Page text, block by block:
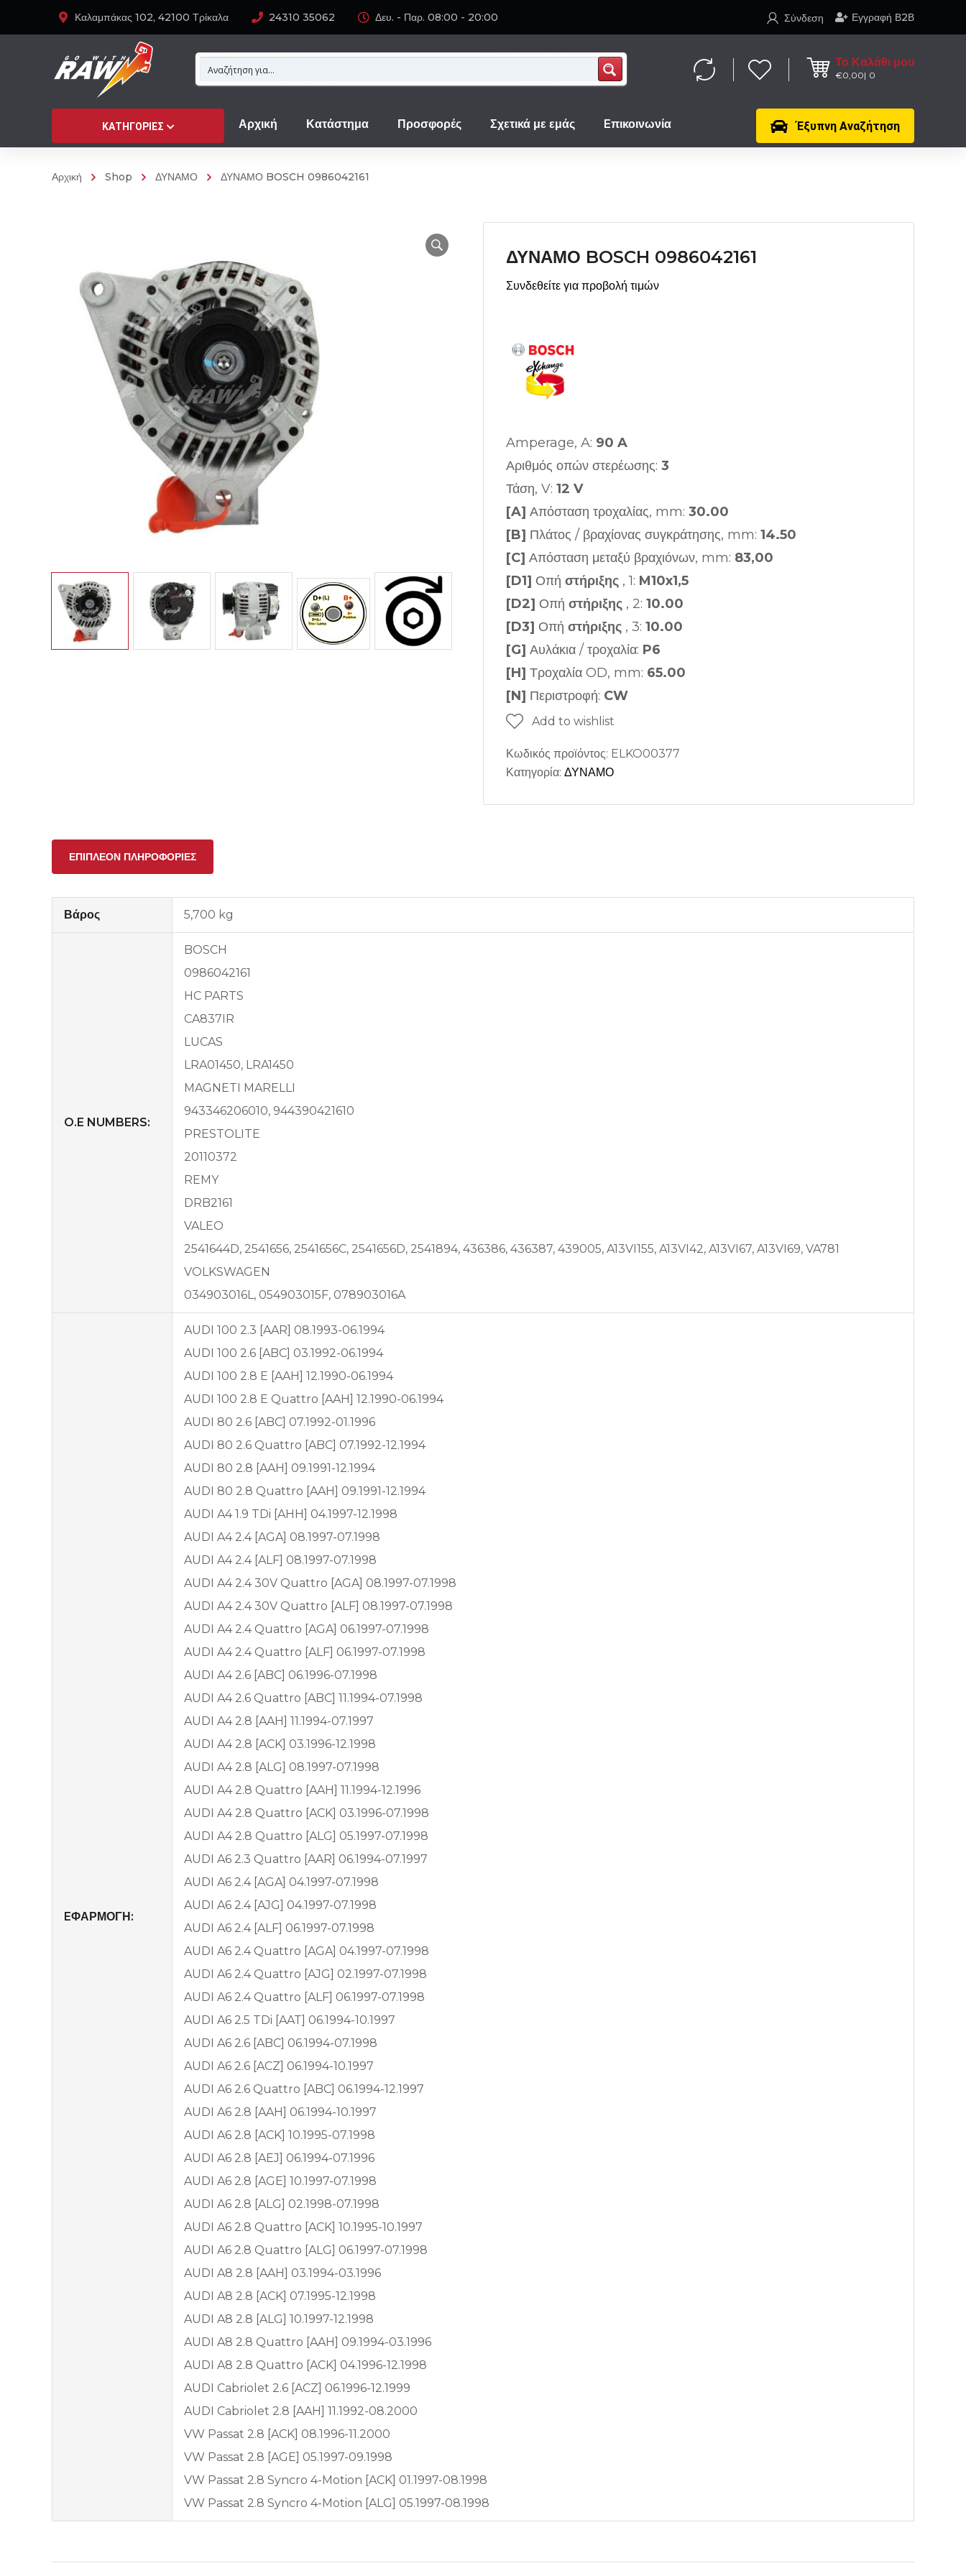
Καλαμπάκας 102, 42100 Τρίκαλα 24310 35062 Δευ. - Παρ. 08:00 - 20:00 Εγγραφή Β2Β
Σύνδεση
Το Καλάθι μου
€0,00 0
Έξυπνη Αναζήτηση
ΚΑΤΗΓΟΡΊΕΣ Αρχική Κατάστημα Προσφορές Σχετικά με εμάς Eπικοινωνία
Αρχική Shop ΔΥΝΑΜΟ ΔΥΝΑΜΟ BOSCH 0986042161
ΔΥΝΑΜΟ BOSCH 0986042161
Συνδεθείτε για προβολή τιμών
Amperage, A: 90 A
Αριθμός οπών στερέωσης: 3
Τάση, V: 12 V
[A] Απόσταση τροχαλίας, mm: 30.00
[B] Πλάτος / βραχίονας συγκράτησης, mm: 14.50
[C] Απόσταση μεταξύ βραχιόνων, mm: 83,00
[D1] Οπή στήριξης , 1: M10x1,5
[D2] Οπή στήριξης , 2: 10.00
[D3] Οπή στήριξης , 3: 10.00
[G] Αυλάκια / τροχαλία: P6
[H] Τροχαλία OD, mm: 65.00
[N] Περιστροφή: CW
Add to wishlist
Κωδικός προϊόντος: ELKO00377
Κατηγορία: ΔΥΝΑΜΟ
ΕΠΙΠΛΈΟΝ ΠΛΗΡΟΦΟΡΊΕΣ
Βάρος 5,700 kg
O.E NUMBERS:
BOSCH
0986042161
HC PARTS
CA837IR
LUCAS
LRA01450, LRA1450
MAGNETI MARELLI
943346206010, 944390421610
PRESTOLITE
20110372
REMY
DRB2161
VALEO
2541644D, 2541656, 2541656C, 2541656D, 2541894, 436386, 436387, 439005, A13VI155, A13VI42, A13VI67, A13VI69, VA781
VOLKSWAGEN
034903016L, 054903015F, 078903016A
EΦΑΡΜΟΓΗ:
AUDI 100 2.3 [AAR] 08.1993-06.1994
AUDI 100 2.6 [ABC] 03.1992-06.1994
AUDI 100 2.8 E [AAH] 12.1990-06.1994
AUDI 100 2.8 E Quattro [AAH] 12.1990-06.1994
AUDI 80 2.6 [ABC] 07.1992-01.1996
AUDI 80 2.6 Quattro [ABC] 07.1992-12.1994
AUDI 80 2.8 [AAH] 09.1991-12.1994
AUDI 80 2.8 Quattro [AAH] 09.1991-12.1994
AUDI A4 1.9 TDi [AHH] 04.1997-12.1998
AUDI A4 2.4 [AGA] 08.1997-07.1998
AUDI A4 2.4 [ALF] 08.1997-07.1998
AUDI A4 2.4 30V Quattro [AGA] 08.1997-07.1998
AUDI A4 2.4 30V Quattro [ALF] 08.1997-07.1998
AUDI A4 2.4 Quattro [AGA] 06.1997-07.1998
AUDI A4 2.4 Quattro [ALF] 06.1997-07.1998
AUDI A4 2.6 [ABC] 06.1996-07.1998
AUDI A4 2.6 Quattro [ABC] 11.1994-07.1998
AUDI A4 2.8 [AAH] 11.1994-07.1997
AUDI A4 2.8 [ACK] 03.1996-12.1998
AUDI A4 2.8 [ALG] 08.1997-07.1998
AUDI A4 2.8 Quattro [AAH] 11.1994-12.1996
AUDI A4 2.8 Quattro [ACK] 03.1996-07.1998
AUDI A4 2.8 Quattro [ALG] 05.1997-07.1998
AUDI A6 2.3 Quattro [AAR] 06.1994-07.1997
AUDI A6 2.4 [AGA] 04.1997-07.1998
AUDI A6 2.4 [AJG] 04.1997-07.1998
AUDI A6 2.4 [ALF] 06.1997-07.1998
AUDI A6 2.4 Quattro [AGA] 04.1997-07.1998
AUDI A6 2.4 Quattro [AJG] 02.1997-07.1998
AUDI A6 2.4 Quattro [ALF] 06.1997-07.1998
AUDI A6 2.5 TDi [AAT] 06.1994-10.1997
AUDI A6 2.6 [ABC] 06.1994-07.1998
AUDI A6 2.6 [ACZ] 06.1994-10.1997
AUDI A6 2.6 Quattro [ABC] 06.1994-12.1997
AUDI A6 2.8 [AAH] 06.1994-10.1997
AUDI A6 2.8 [ACK] 10.1995-07.1998
AUDI A6 2.8 [AEJ] 06.1994-07.1996
AUDI A6 2.8 [AGE] 10.1997-07.1998
AUDI A6 2.8 [ALG] 02.1998-07.1998
AUDI A6 2.8 Quattro [ACK] 10.1995-10.1997
AUDI A6 2.8 Quattro [ALG] 06.1997-07.1998
AUDI A8 2.8 [AAH] 03.1994-03.1996
AUDI A8 2.8 [ACK] 07.1995-12.1998
AUDI A8 2.8 [ALG] 10.1997-12.1998
AUDI A8 2.8 Quattro [AAH] 09.1994-03.1996
AUDI A8 2.8 Quattro [ACK] 04.1996-12.1998
AUDI Cabriolet 2.6 [ACZ] 06.1996-12.1999
AUDI Cabriolet 2.8 [AAH] 11.1992-08.2000
VW Passat 2.8 [ACK] 08.1996-11.2000
VW Passat 2.8 [AGE] 05.1997-09.1998
VW Passat 2.8 Syncro 4-Motion [ACK] 01.1997-08.1998
VW Passat 2.8 Syncro 4-Motion [ALG] 05.1997-08.1998